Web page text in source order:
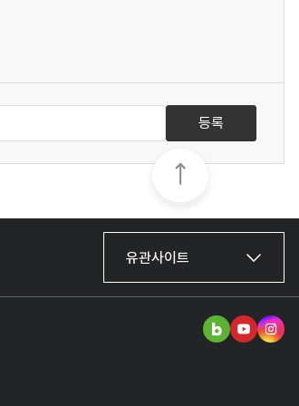
등록
유관사이트